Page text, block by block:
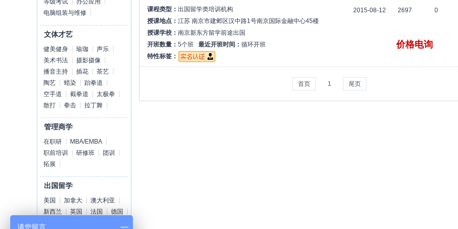
等级考试
办公应用
电脑组装与维修
文体才艺
健美健身 瑜珈
声乐
美术书法
摄影摄像
播音主持
插花
茶艺
陶艺
蜡染
跆拳道
空手道
截拳道
太极拳
散打
拳击 拉丁舞
管理商学
在职研
MBA/EMBA
职前培训
研修班
团训
拓展
出国留学
美国 加拿大
澳大利亚
新西兰
英国 法国
德国
荷兰
课程类型： 出国留学类培训机构
授课地点： 江苏 南京市建邺区汉中路1号南京国际金融中心45楼
授课学校： 南京新东方留学前途出国
开班数量： 5个班 最近开班时间： 循环开班
特性标签：
2015-08-12 2697 0
价格电询
首页 1 尾页
请您留言